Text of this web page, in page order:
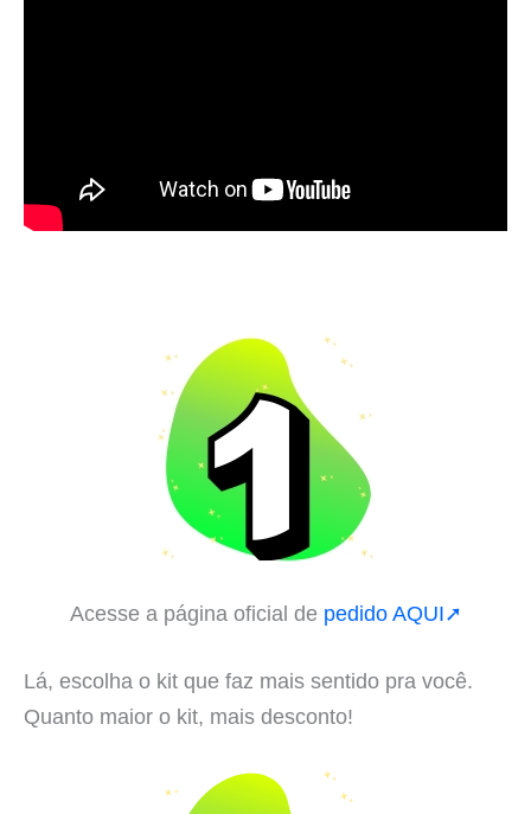
Acesse a página oficial de pedido AQUI➚
Lá, escolha o kit que faz mais sentido pra você.
Quanto maior o kit, mais desconto!